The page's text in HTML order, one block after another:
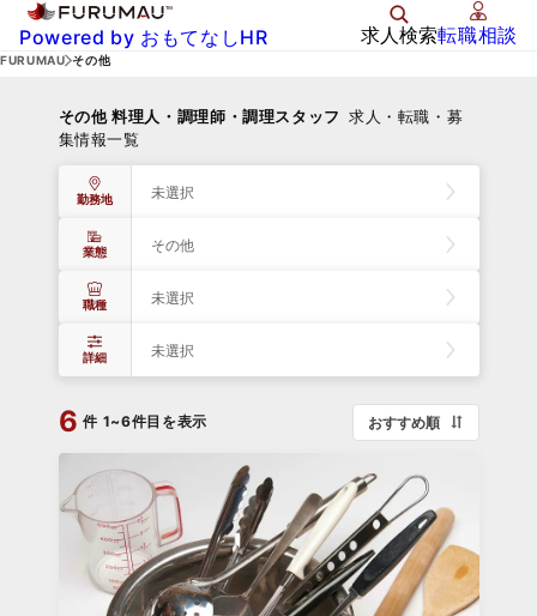
Powered by おもてなしHR 求人検索転職相談
FURUMAU その他
その他 料理人・調理師・調理スタッフ 求人・転職・募
集情報一覧
勤務地 未選択
業態 その他
職種 未選択
詳細 未選択
6 件 1~6件目を表示 おすすめ順